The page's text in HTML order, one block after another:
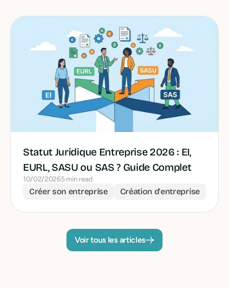
Statut Juridique Entreprise 2026 : EI,
EURL, SASU ou SAS ? Guide Complet
10/02/20265 min read
Créer son entreprise Création d'entreprise
Voir tous les articles